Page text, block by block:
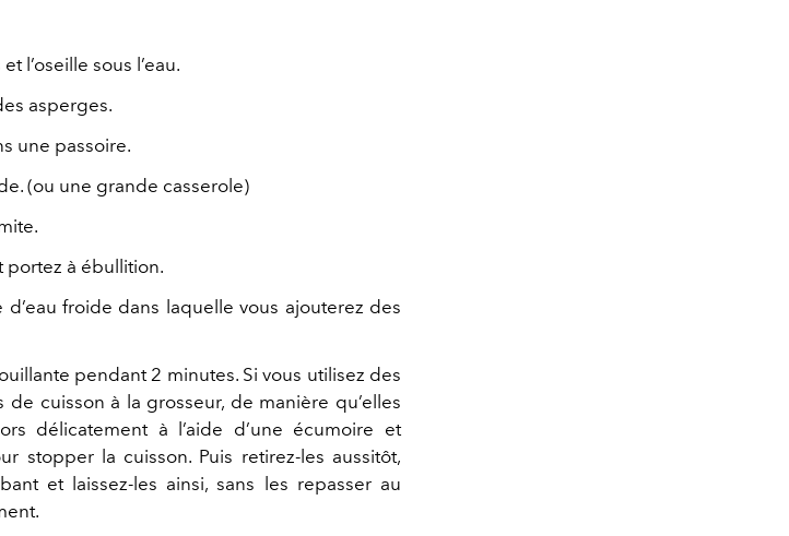
l’oseille sous l’eau.
asperges.
une passoire.
(ou une grande casserole)
portez à ébullition.
froide dans laquelle vous ajouterez des
pendant 2 minutes. Si vous utilisez des
cuisson à la grosseur, de manière qu’elles
délicatement à l’aide d’une écumoire et
stopper la cuisson. Puis retirez-les aussitôt,
et laissez-les ainsi, sans les repasser au